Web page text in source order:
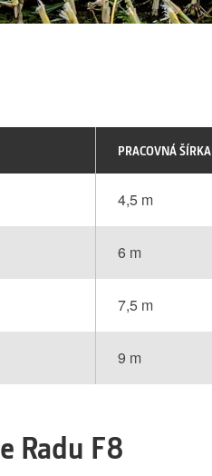
PRACOVNÁ ŠÍRKA
4,5 m
6 m
7,5 m
9 m
Radu F8